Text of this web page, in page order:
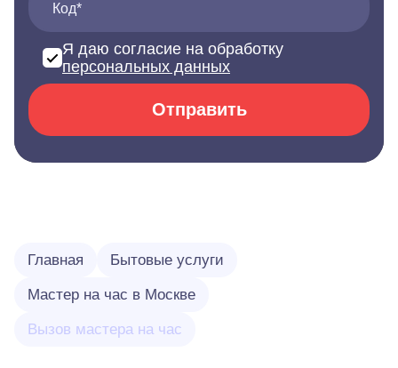
Код*
Я даю согласие на обработку
персональных данных
Отправить
Главная Бытовые услуги
Мастер на час в Москве
Вызов мастера на час